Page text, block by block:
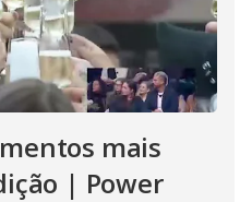
mais
| Power